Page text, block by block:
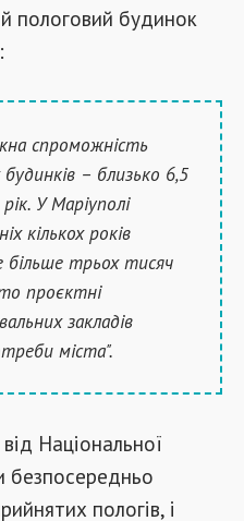
пологовий будинок
спроможність
– близько 6,5
У Маріуполі
кількох років
більше трьох тисяч
проєктні
закладів
міста".
Національної
безпосередньо
пологів, і